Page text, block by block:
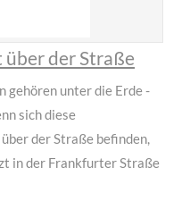
der Straße
gehören unter die Erde -
sich diese
der Straße befinden,
in der Frankfurter Straße